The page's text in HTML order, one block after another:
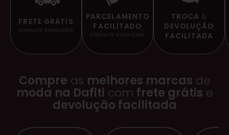
FRETE GRÁTIS
CONSULTE CONDIÇÕES
PARCELAMENTO
FACILITADO
CONSULTE CONDIÇÕES
TROCA &
DEVOLUÇÃO
FACILITADA
Compre as melhores marcas de
moda na Dafiti com frete grátis e
devolução facilitada